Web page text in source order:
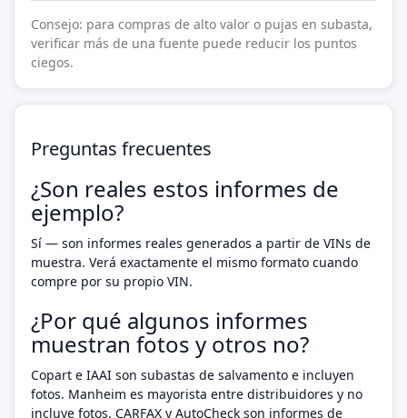
Consejo: para compras de alto valor o pujas en subasta,
verificar más de una fuente puede reducir los puntos
ciegos.
Preguntas frecuentes
¿Son reales estos informes de
ejemplo?
Sí — son informes reales generados a partir de VINs de
muestra. Verá exactamente el mismo formato cuando
compre por su propio VIN.
¿Por qué algunos informes
muestran fotos y otros no?
Copart e IAAI son subastas de salvamento e incluyen
fotos. Manheim es mayorista entre distribuidores y no
incluye fotos. CARFAX y AutoCheck son informes de